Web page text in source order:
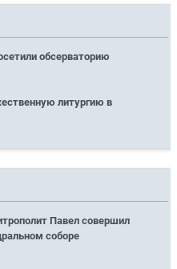
обсерваторию
литургию в
Павел совершил
соборе